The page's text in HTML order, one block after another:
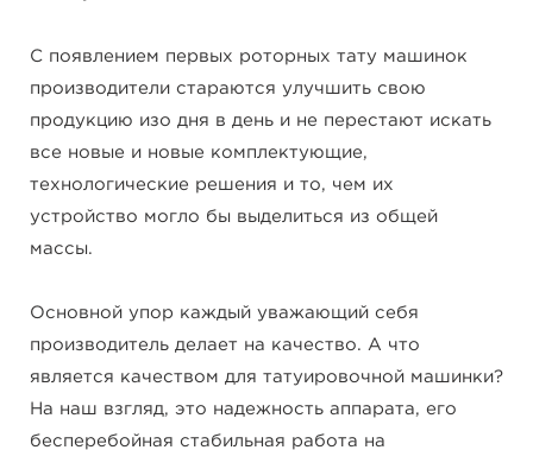
С появлением первых роторных тату машинок
производители стараются улучшить свою
продукцию изо дня в день и не перестают искать
все новые и новые комплектующие,
технологические решения и то, чем их
устройство могло бы выделиться из общей
массы.
Основной упор каждый уважающий себя
производитель делает на качество. А что
является качеством для татуировочной машинки?
На наш взгляд, это надежность аппарата, его
бесперебойная стабильная работа на